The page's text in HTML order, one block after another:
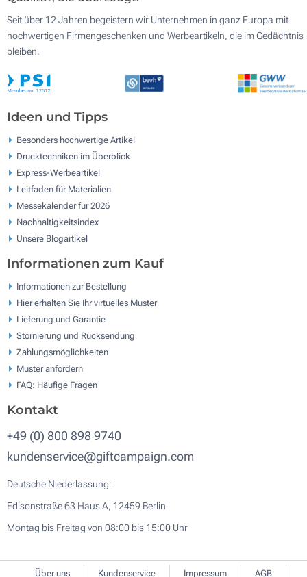
Seit über 12 Jahren begeistern wir Unternehmen in ganz Europa mit
hochwertigen Firmengeschenken und Werbeartikeln, die im Gedächtnis
bleiben.
Ideen und Tipps
Besonders hochwertige Artikel
Drucktechniken im Überblick
Express-Werbeartikel
Leitfaden für Materialien
Messekalender für 2026
Nachhaltigkeitsindex
Unsere Blogartikel
Informationen zum Kauf
Informationen zur Bestellung
Hier erhalten Sie Ihr virtuelles Muster
Lieferung und Garantie
Stornierung und Rücksendung
Zahlungsmöglichkeiten
Muster anfordern
FAQ: Häufige Fragen
Kontakt
+49 (0) 800 898 9740
kundenservice@giftcampaign.com
Deutsche Niederlassung:
Edisonstraße 63 Haus A, 12459 Berlin
Montag bis Freitag von 08:00 bis 15:00 Uhr
Über uns Kundenservice Impressum AGB